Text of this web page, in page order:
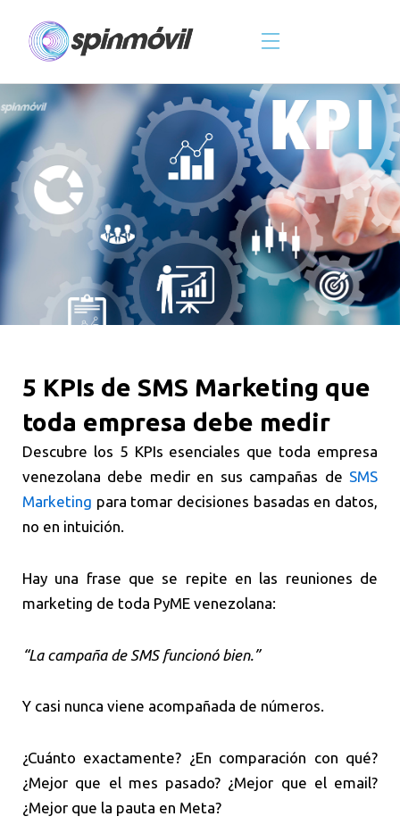
content
5 KPIs de SMS Marketing que
toda empresa debe medir
Descubre los 5 KPIs esenciales que toda empresa
venezolana debe medir en sus campañas de SMS
Marketing para tomar decisiones basadas en datos,
no en intuición.
Hay una frase que se repite en las reuniones de
marketing de toda PyME venezolana:
“La campaña de SMS funcionó bien.”
Y casi nunca viene acompañada de números.
¿Cuánto exactamente? ¿En comparación con qué?
¿Mejor que el mes pasado? ¿Mejor que el email?
¿Mejor que la pauta en Meta?